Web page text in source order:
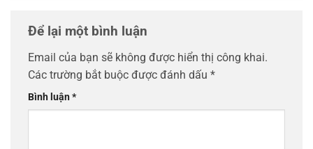
Để lại một bình luận
Email của bạn sẽ không được hiển thị công khai.
Các trường bắt buộc được đánh dấu *
Bình luận*